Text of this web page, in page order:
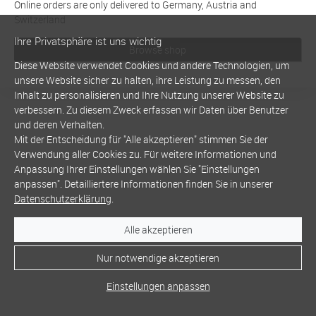
Online orders are only delivered to Germany, Austria and
Switzerland
Browse shop
Ihre Privatsphäre ist uns wichtig
Diese Website verwendet Cookies und andere Technologien, um
unsere Website sicher zu halten, ihre Leistung zu messen, den
Inhalt zu personalisieren und Ihre Nutzung unserer Website zu
verbessern. Zu diesem Zweck erfassen wir Daten über Benutzer
und deren Verhalten.
Mit der Entscheidung für "Alle akzeptieren" stimmen Sie der
Verwendung aller Cookies zu. Für weitere Informationen und
Anpassung Ihrer Einstellungen wählen Sie "Einstellungen
anpassen". Detailliertere Informationen finden Sie in unserer
Datenschutzerklärung.
Alle akzeptieren
Nur notwendige akzeptieren
Einstellungen anpassen